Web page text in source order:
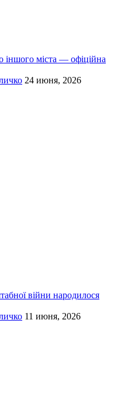
іншого міста — офіційна
24 июня, 2026
війни народилося
11 июня, 2026